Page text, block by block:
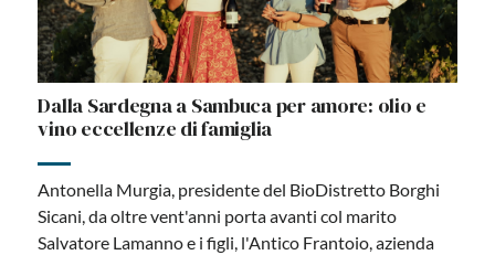
Dalla Sardegna a Sambuca per amore: olio e
vino eccellenze di famiglia
Antonella Murgia, presidente del BioDistretto Borghi
Sicani, da oltre vent'anni porta avanti col marito
Salvatore Lamanno e i figli, l'Antico Frantoio, azienda